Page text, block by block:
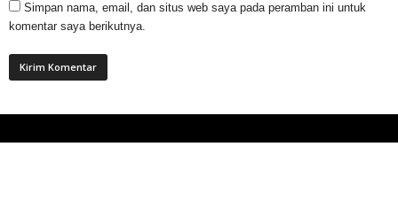
Simpan nama, email, dan situs web saya pada peramban ini untuk
komentar saya berikutnya.